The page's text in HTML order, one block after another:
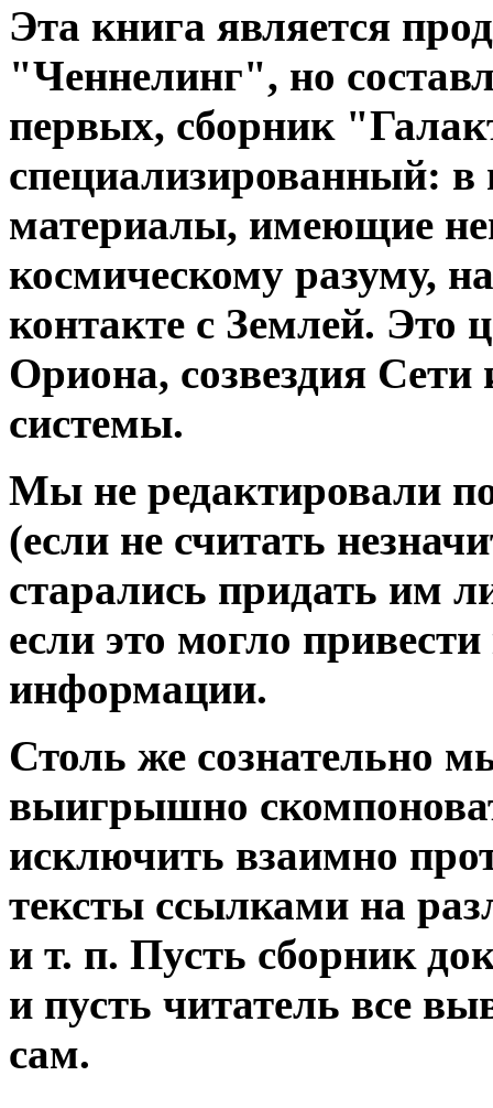
Эта книга является
"Ченнелинг", но
первых, сборник
специализированный: в
материалы, имеющие
космическому разуму,
контакте с Землей. Это
Ориона, созвездия
системы.
Мы не редактировали
(если не считать
старались придать им
если это могло
информации.
Столь же сознательно
выигрышно
исключить взаимно
тексты ссылками на
и т. п. Пусть сборник
и пусть читатель все
сам.